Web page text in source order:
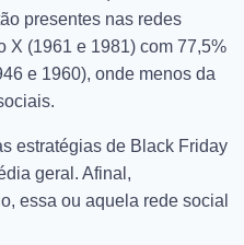
presentes nas redes
X (1961 e 1981) com 77,5%
e 1960), onde menos da
estratégias de Black Friday
geral. Afinal,
essa ou aquela rede social